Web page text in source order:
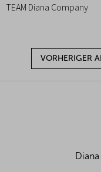
TEAM Diana Company
VORHERIGER